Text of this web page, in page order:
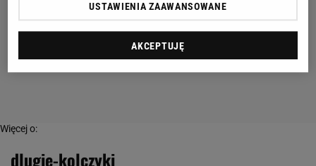
Więcej o:
dlugie-kolczyki
USTAWIENIA ZAAWANSOWANE
AKCEPTUJĘ